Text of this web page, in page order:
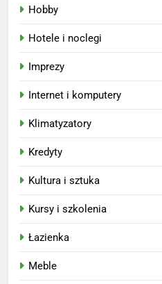
Hobby
Hotele i noclegi
Imprezy
Internet i komputery
Klimatyzatory
Kredyty
Kultura i sztuka
Kursy i szkolenia
Łazienka
Meble